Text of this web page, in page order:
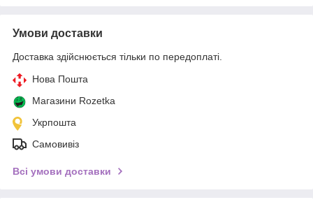
Умови доставки
Доставка здійснюється тільки по передоплаті.
Нова Пошта
Магазини Rozetka
Укрпошта
Самовивіз
Всі умови доставки